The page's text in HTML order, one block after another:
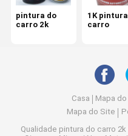
pintura do
carro 2k
1K
carro
Casa Mapa
Mapa do Site
Qualidade pintura do carro 2k